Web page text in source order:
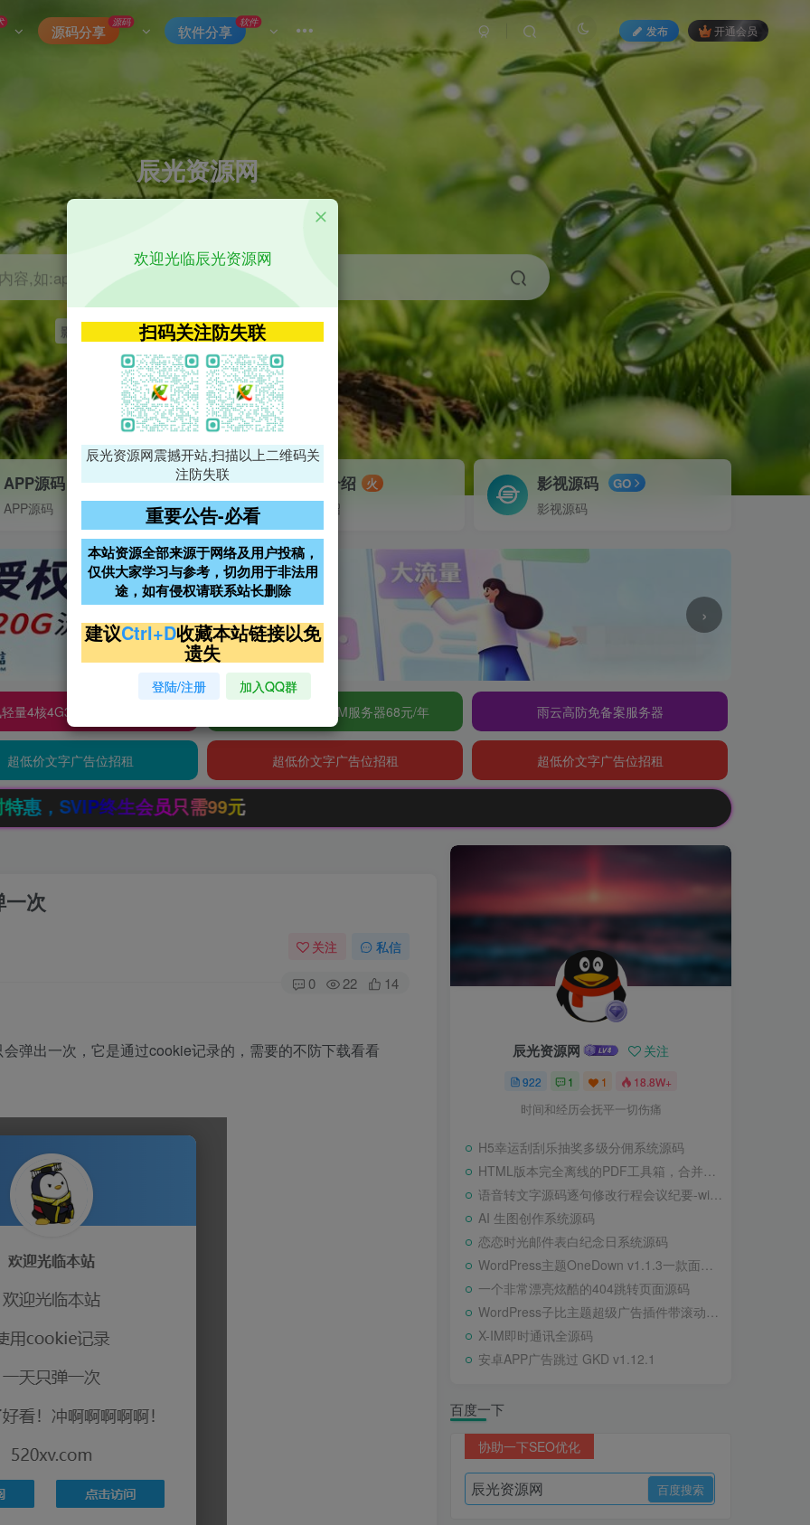
源码分享
源码
软件分享
软件
发布 开通会员
辰光资源网
优质的网络资源分享平台
容,如:app源码
影视 神马 getapp 原神
APP源码
APP源码
VIP特权介绍 火
VIP特权介绍
影视源码 GO
影视源码
›
量4核4G3M服务器38元/年 阿里云2核2G200M服务器68元/年 雨云高防免备案服务器
超低价文字广告位招租 超低价文字广告位招租 超低价文字广告位招租
需99元
次
关注 私信
0 22 14
弹出一次，它是通过cookie记录的，需要的不防下载看看 辰光资源网 关注
922 1 1 18.8W+
时间和经历会抚平一切伤痛
H5幸运刮刮乐抽奖多级分佣系统源码
HTML版本完全离线的PDF工具箱，合并、拆分、旋转、删除、PDF转图片、图片转PDF
语音转文字源码逐句修改行程会议纪要-wisper版本
AI 生图创作系统源码
恋恋时光邮件表白纪念日系统源码
WordPress主题OneDown v1.1.3一款面向个人站长的资源下载、技术教程、内容资讯类站点的 WordPress 主题
一个非常漂亮炫酷的404跳转页面源码
WordPress子比主题超级广告插件带滚动公告
X-IM即时通讯全源码
安卓APP广告跳过 GKD v1.12.1
百度一下
协助一下SEO优化
欢迎光临辰光资源网
扫码关注防失联
辰光资源网震撼开站,扫描以上二维码关
注防失联
重要公告-必看
本站资源全部来源于网络及用户投稿，
仅供大家学习与参考，切勿用于非法用
途，如有侵权请联系站长删除
建议Ctrl+D收藏本站链接以免
遗失
登陆/注册 加入QQ群